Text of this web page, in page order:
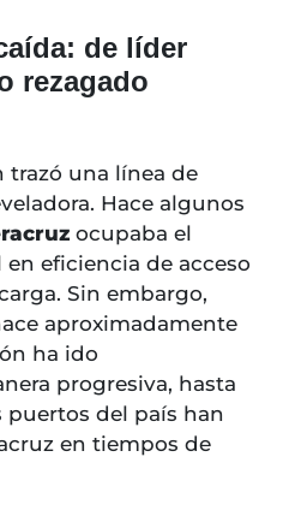
de líder
rezagado
una línea de
Hace algunos
ocupaba el
eficiencia de acceso
Sin embargo,
aproximadamente
ha ido
progresiva, hasta
del país han
en tiempos de